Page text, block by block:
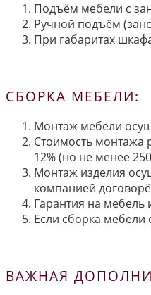
Подъём мебели с
Ручной подъём
При габаритах
СБОРКА МЕБЕЛИ:
Монтаж мебели
Стоимость монтажа
12% (но не менее
Монтаж изделия
компанией
Гарантия на мебель
Если сборка мебели
ВАЖНАЯ